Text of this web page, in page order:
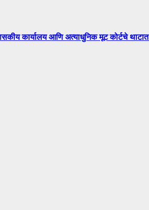
आणि अत्याधुनिक मूट कोर्टचे थाटात